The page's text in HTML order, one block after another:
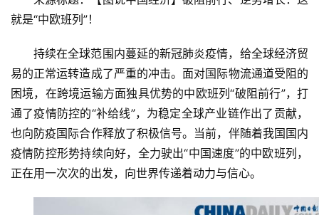
就是“中欧班列”！
持续在全球范围内蔓延的新冠肺炎疫情，给全球经济贸
易的正常运转造成了严重的冲击。面对国际物流通道受阻的
困境，在跨境运输方面独具优势的中欧班列“破阻前行”，打
通了疫情防控的“补给线”，为稳定全球产业链作出了贡献，
也向防疫国际合作释放了积极信号。当前，伴随着我国国内
疫情防控形势持续向好，全力驶出“中国速度”的中欧班列，
正在用一次次的出发，向世界传递着动力与信心。